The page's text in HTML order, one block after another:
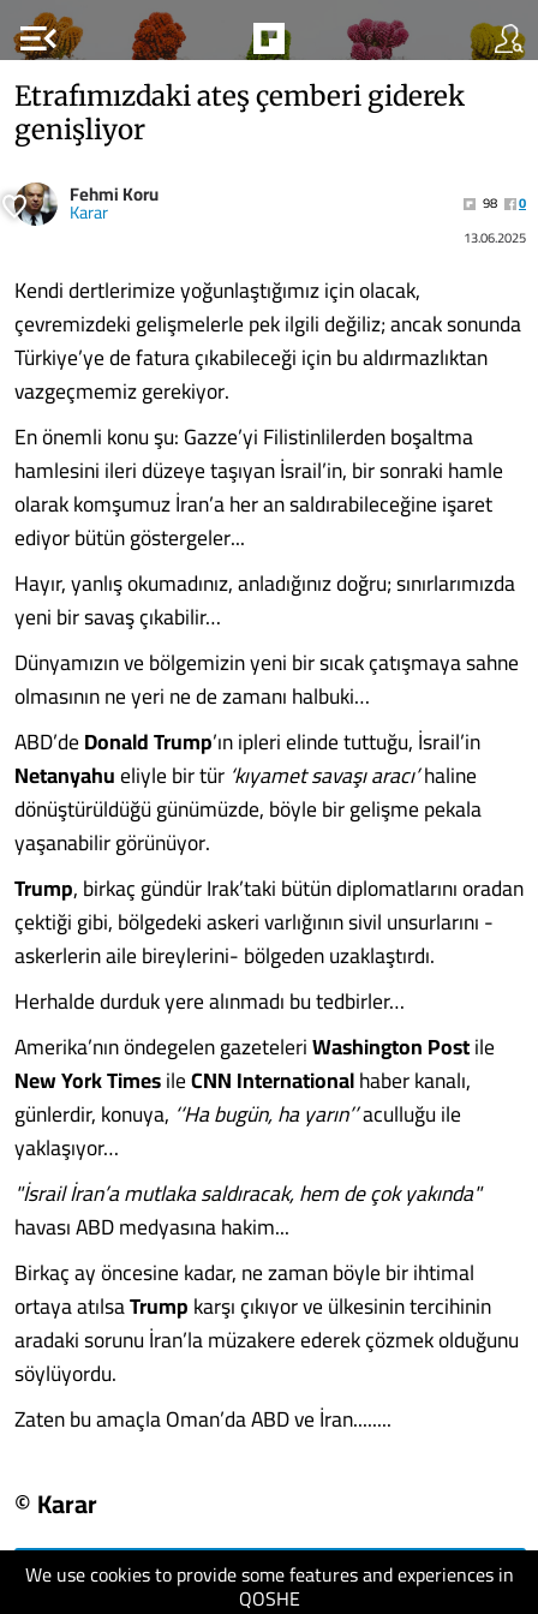
menu_open
We use cookies to provide some features and experiences in
QOSHE
Etrafımızdaki ateş çemberi giderek
genişliyor
Fehmi Koru
Karar 98
0
13.06.2025
Kendi dertlerimize yoğunlaştığımız için olacak,
çevremizdeki gelişmelerle pek ilgili değiliz; ancak sonunda
Türkiye’ye de fatura çıkabileceği için bu aldırmazlıktan
vazgeçmemiz gerekiyor.
En önemli konu şu: Gazze’yi Filistinlilerden boşaltma
hamlesini ileri düzeye taşıyan İsrail’in, bir sonraki hamle
olarak komşumuz İran’a her an saldırabileceğine işaret
ediyor bütün göstergeler...
Hayır, yanlış okumadınız, anladığınız doğru; sınırlarımızda
yeni bir savaş çıkabilir…
Dünyamızın ve bölgemizin yeni bir sıcak çatışmaya sahne
olmasının ne yeri ne de zamanı halbuki…
ABD’deDonald Trump’ın ipleri elinde tuttuğu, İsrail’in
Netanyahueliyle bir tür ‘kıyamet savaşı aracı’haline
dönüştürüldüğü günümüzde, böyle bir gelişme pekala
yaşanabilir görünüyor.
Trump, birkaç gündür Irak’taki bütün diplomatlarını oradan
çektiği gibi, bölgedeki askeri varlığının sivil unsurlarını -
askerlerin aile bireylerini- bölgeden uzaklaştırdı.
Herhalde durduk yere alınmadı bu tedbirler…
Amerika’nın öndegelen gazeteleriWashington Postile
New York TimesileCNN Internationalhaber kanalı,
günlerdir, konuya, ‘‘Ha bugün, ha yarın’’aculluğu ile
yaklaşıyor…
"İsrail İran’a mutlaka saldıracak, hem de çok yakında"
havası ABD medyasına hakim...
Birkaç ay öncesine kadar, ne zaman böyle bir ihtimal
ortaya atılsaTrumpkarşı çıkıyor ve ülkesinin tercihinin
aradaki sorunu İran’la müzakere ederek çözmek olduğunu
söylüyordu.
Zaten bu amaçla Oman’da ABD ve İran........
© Karar
visit website